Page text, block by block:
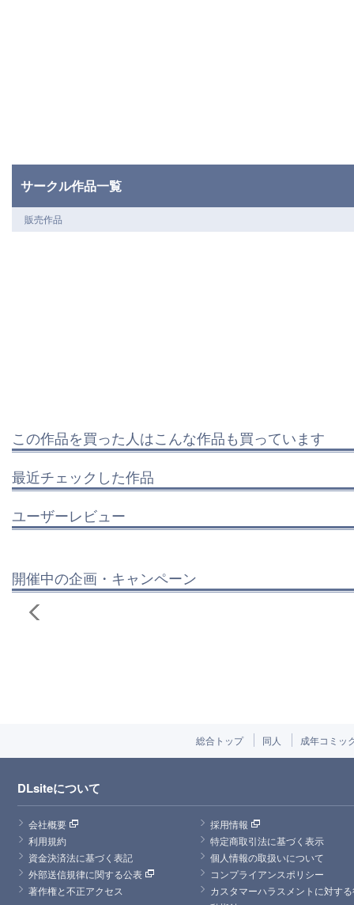
サークル作品一覧
販売作品
この作品を買った人はこんな作品も買っています
最近チェックした作品
ユーザーレビュー
開催中の企画・キャンペーン
総合トップ 同人 成年コミッ
DLsiteについて
会社概要
採用情報
利用規約
特定商取引法に基づく表示
資金決済法に基づく表記
個人情報の取扱いについて
外部送信規律に関する公表
コンプライアンスポリシー
著作権と不正アクセス
カスタマーハラスメントに対す